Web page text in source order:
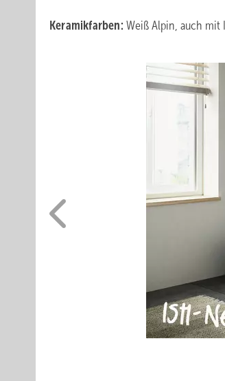
Keramikfarben: Weiß Alpin, auch mit